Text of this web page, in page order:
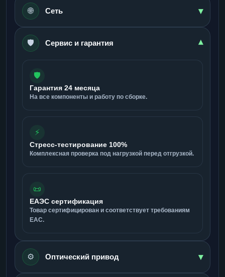
🌐 Сеть ▾
🛡️ Сервис и гарантия ▾
🛡️
Гарантия 24 месяца
На все компоненты и работу по сборке.
⚡
Стресс-тестирование 100%
Комплексная проверка под нагрузкой перед отгрузкой.
📜
ЕАЭС сертификация
Товар сертифицирован и соответствует требованиям
ЕАС.
⚙️ Оптический привод ▾